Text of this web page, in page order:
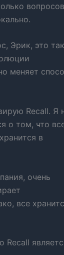
Эрик, это
меняет
Recall. Я
о том, что
в
очень
все
Recall